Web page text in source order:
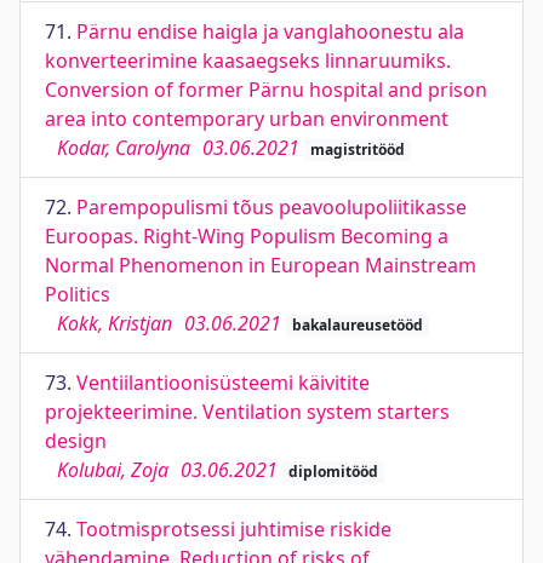
71. Pärnu endise haigla ja vanglahoonestu ala
konverteerimine kaasaegseks linnaruumiks.
Conversion of former Pärnu hospital and prison
area into contemporary urban environment
Kodar, Carolyna 03.06.2021 magistritööd
72. Parempopulismi tõus peavoolupoliitikasse
Euroopas. Right-Wing Populism Becoming a
Normal Phenomenon in European Mainstream
Politics
Kokk, Kristjan 03.06.2021 bakalaureusetööd
73. Ventiilantioonisüsteemi käivitite
projekteerimine. Ventilation system starters
design
Kolubai, Zoja 03.06.2021 diplomitööd
74. Tootmisprotsessi juhtimise riskide